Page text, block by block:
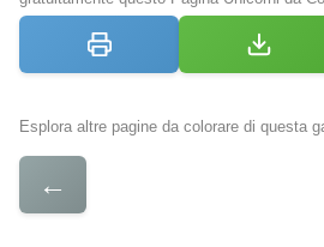
Esplora altre pagine da colorare di questa
←